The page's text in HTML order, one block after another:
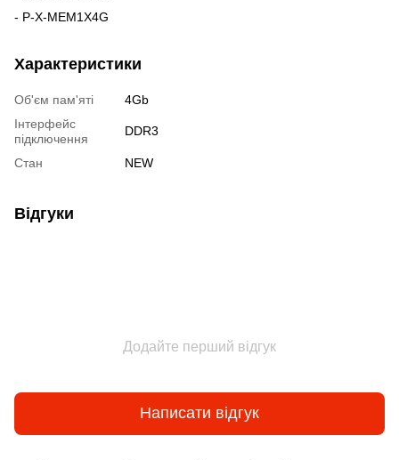
- P-X-MEM1X4G
Характеристики
Об'єм пам'яті
4Gb
Інтерфейс
підключення
DDR3
Стан NEW
Відгуки
Додайте перший відгук
Написати відгук